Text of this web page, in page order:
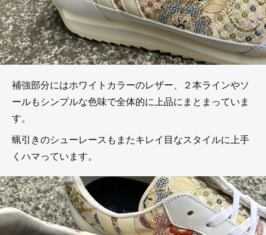
補強部分にはホワイトカラーのレザー、２本ラインやソ
ールもシンプルな色味で全体的に上品にまとまっていま
す。
蝋引きのシューレースもまたキレイ目なスタイルに上手
くハマっています。